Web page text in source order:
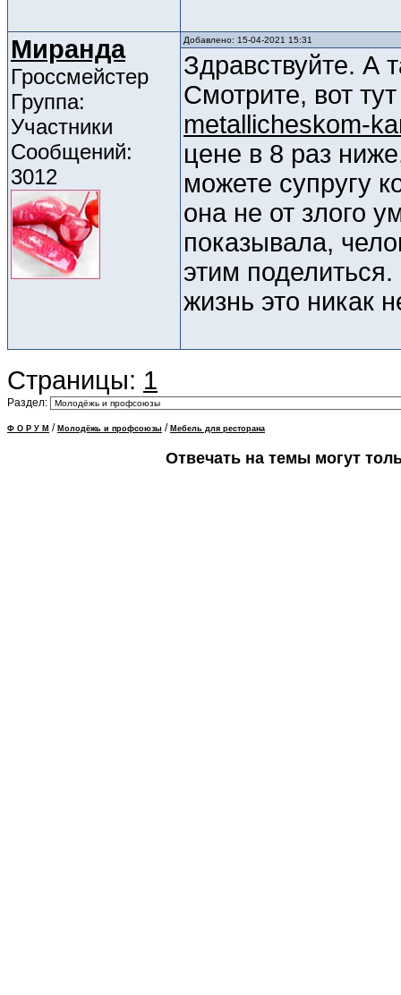
Миранда
Гроссмейстер
Группа:
Участники
Сообщений:
3012
Добавлено: 15-04-2021 15:31
Здравствуйте. А
Смотрите, вот
metallicheskom-
цене в 8 раз
можете супругу
она не от злого
показывала,
этим
жизнь это никак
Страницы: 1
Раздел:
Ф О Р У М / Молодёжь и профсоюзы / Мебель для ресторана
Отвечать на темы могут